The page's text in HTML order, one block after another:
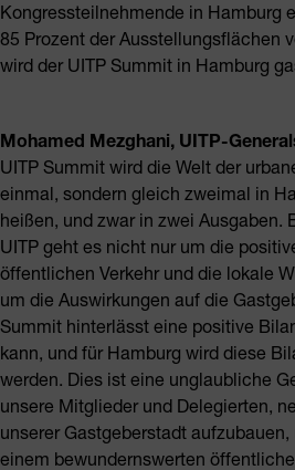
Kongressteilnehmende in Hamburg
85 Prozent der Ausstellungsflächen
wird der UITP Summit in Hamburg
Mohamed Mezghani, UITP-
UITP Summit wird die Welt der
einmal, sondern gleich zweimal in
heißen, und zwar in zwei Ausgaben.
UITP geht es nicht nur um die
öffentlichen Verkehr und die lokale
um die Auswirkungen auf die
Summit hinterlässt eine positive
kann, und für Hamburg wird diese
werden. Dies ist eine unglaubliche
unsere Mitglieder und Delegierten,
unserer Gastgeberstadt
einem bewundernswerten